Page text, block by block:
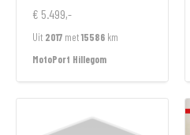
€ 5.499,-
Uit 2017 met15586 km
MotoPort Hillegom